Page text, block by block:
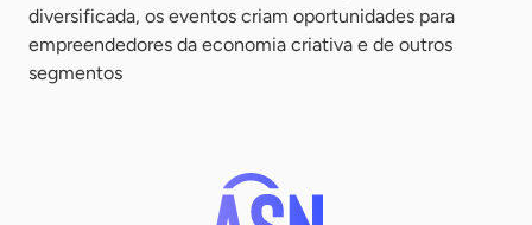
diversificada, os eventos criam oportunidades para
empreendedores da economia criativa e de outros
segmentos